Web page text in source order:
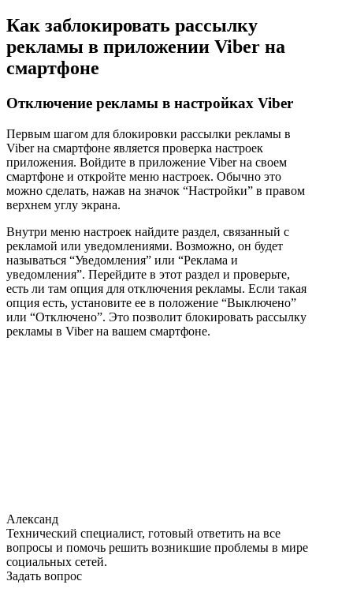
Как заблокировать рассылку
рекламы в приложении Viber на
смартфоне
Отключение рекламы в настройках Viber
Первым шагом для блокировки рассылки рекламы в
Viber на смартфоне является проверка настроек
приложения. Войдите в приложение Viber на своем
смартфоне и откройте меню настроек. Обычно это
можно сделать, нажав на значок “Настройки” в правом
верхнем углу экрана.
Внутри меню настроек найдите раздел, связанный с
рекламой или уведомлениями. Возможно, он будет
называться “Уведомления” или “Реклама и
уведомления”. Перейдите в этот раздел и проверьте,
есть ли там опция для отключения рекламы. Если такая
опция есть, установите ее в положение “Выключено”
или “Отключено”. Это позволит блокировать рассылку
рекламы в Viber на вашем смартфоне.
Александ
Технический специалист, готовый ответить на все
вопросы и помочь решить возникшие проблемы в мире
социальных сетей.
Задать вопрос